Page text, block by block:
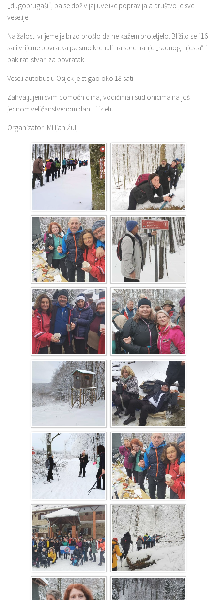
„dugoprugaši“, pa se doživljaj uvelike popravlja a društvo je sve
veselije.
Na žalost vrijeme je brzo prošlo da ne kažem proletjelo. Bližilo se i 16
sati vrijeme povratka pa smo krenuli na spremanje „radnog mjesta“ i
pakirati stvari za povratak.
Veseli autobus u Osijek je stigao oko 18 sati.
Zahvaljujem svim pomoćnicima, vodičima i sudionicima na još
jednom veličanstvenom danu i izletu.
Organizator: Milijan Žulj